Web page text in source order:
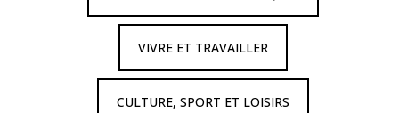
VIVRE ET TRAVAILLER
CULTURE, SPORT ET LOISIRS